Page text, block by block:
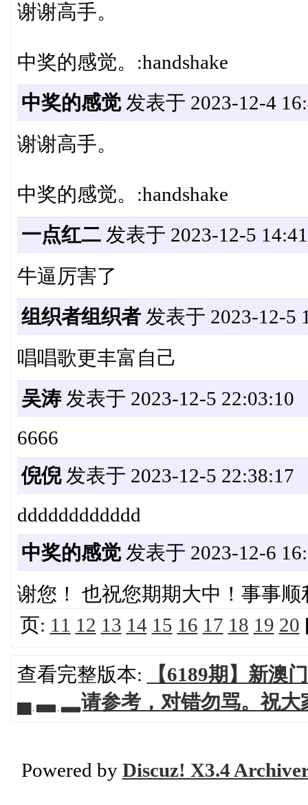
谢谢高手。
中奖的感觉。:handshake
中奖的感觉发表于 2023-12-4
谢谢高手。
中奖的感觉。:handshake
一点红二发表于 2023-12-5
牛逼厉害了
组织者组织者发表于 2023-12-5
唱唱歌更丰富自己
吴涛发表于 2023-12-5 22:03:10
6666
倪倪发表于 2023-12-5 22:38:17
dddddddddddd
中奖的感觉发表于 2023-12-6
谢您！ 也祝您期期大中！事事顺
页: 11 12 13 14 15 16 17 18 19 20
查看完整版本:
【6189期】新
▄ ▃ ▂请参考，对错勿骂。祝大
Powered by Discuz! X3.4